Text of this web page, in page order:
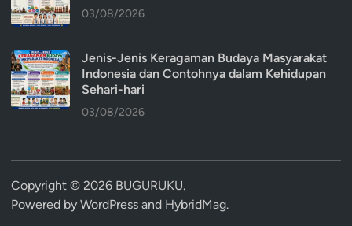
03/08/2026
Jenis-Jenis Keragaman Budaya Masyarakat
Indonesia dan Contohnya dalam Kehidupan
Sehari-hari
03/08/2026
Copyright © 2026 BUGURUKU.
Powered by WordPress and HybridMag.